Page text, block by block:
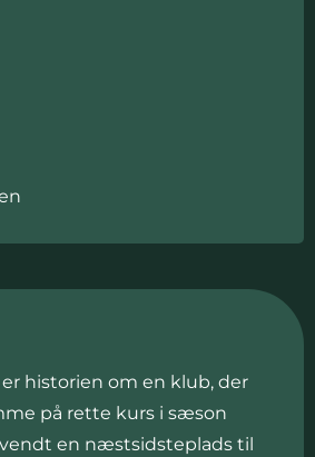
historien om en klub, der
på rette kurs i sæson
vendt en næstsidsteplads til